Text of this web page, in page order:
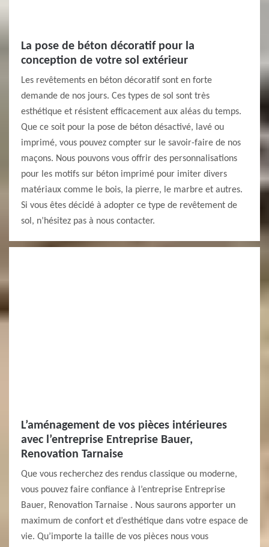
La pose de béton décoratif pour la
conception de votre sol extérieur
Les revêtements en béton décoratif sont en forte
demande de nos jours. Ces types de sol sont très
esthétique et résistent efficacement aux aléas du temps.
Que ce soit pour la pose de béton désactivé, lavé ou
imprimé, vous pouvez compter sur le savoir-faire de nos
maçons. Nous pouvons vous offrir des personnalisations
pour les motifs sur béton imprimé pour imiter divers
matériaux comme le bois, la pierre, le marbre et autres.
Si vous êtes décidé à adopter ce type de revêtement de
sol, n’hésitez pas à nous contacter.
L’aménagement de vos pièces intérieures
avec l’entreprise Entreprise Bauer,
Renovation Tarnaise
Que vous recherchez des rendus classique ou moderne,
vous pouvez faire confiance à l’entreprise Entreprise
Bauer, Renovation Tarnaise . Nous saurons apporter un
maximum de confort et d’esthétique dans votre espace de
vie. Qu’importe la taille de vos pièces nous vous